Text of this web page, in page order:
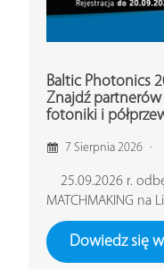
Baltic Photonics
Znajdź
fotoniki i
7 Sierpnia 2026
25.09.2026 r.
MATCHMAKING na
Dowiedz się